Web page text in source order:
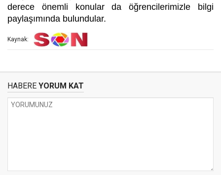
derece önemli konular da öğrencilerimizle bilgi
paylaşımında bulundular.
Kaynak:
HABERE YORUM KAT